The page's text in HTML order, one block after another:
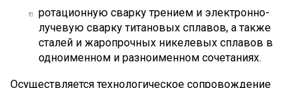
ротационную сварку трением и электронно-
лучевую сварку титановых сплавов, а также
сталей и жаропрочных никелевых сплавов в
одноименном и разноименном сочетаниях.
Осуществляется технологическое сопровождение